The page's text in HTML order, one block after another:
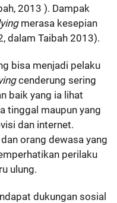
2013 ). Dampak
merasa kesepian
dalam Taibah 2013).
bisa menjadi pelaku
cenderung sering
baik yang ia lihat
tinggal maupun yang
dan internet.
orang dewasa yang
perilaku
ulung.
dukungan sosial